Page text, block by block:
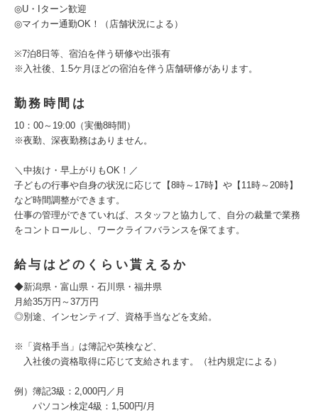
◎U・Iターン歓迎
◎マイカー通勤OK！（店舗状況による）
※7泊8日等、宿泊を伴う研修や出張有
※入社後、1.5ケ月ほどの宿泊を伴う店舗研修があります。
勤務時間は
10：00～19:00（実働8時間）
※夜勤、深夜勤務はありません。
＼中抜け・早上がりもOK！／
子どもの行事や自身の状況に応じて【8時～17時】や【11時～20時】
など時間調整ができます。
仕事の管理ができていれば、スタッフと協力して、自分の裁量で業務
をコントロールし、ワークライフバランスを保てます。
給与はどのくらい貰えるか
◆新潟県・富山県・石川県・福井県
月給35万円～37万円
◎別途、インセンティブ、資格手当などを支給。
※「資格手当」は簿記や英検など、
入社後の資格取得に応じて支給されます。（社内規定による）
例）簿記3級：2,000円／月
パソコン検定4級：1,500円/月